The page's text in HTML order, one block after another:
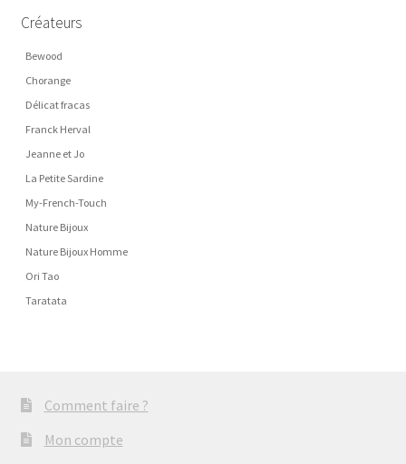
Créateurs
Bewood
Chorange
Délicat fracas
Franck Herval
Jeanne et Jo
La Petite Sardine
My-French-Touch
Nature Bijoux
Nature Bijoux Homme
Ori Tao
Taratata
Comment faire ?
Mon compte